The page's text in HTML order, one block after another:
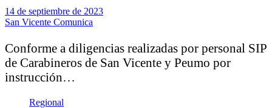
14 de septiembre de 2023
San Vicente Comunica
Conforme a diligencias realizadas por personal SIP
de Carabineros de San Vicente y Peumo por
instrucción…
Regional